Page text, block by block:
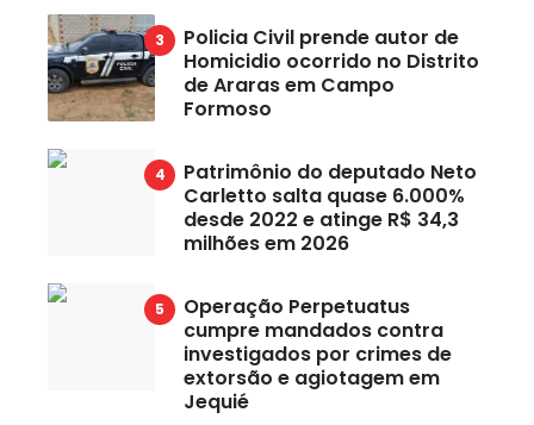
Policia Civil prende autor de
Homicidio ocorrido no Distrito
de Araras em Campo
Formoso
Patrimônio do deputado Neto
Carletto salta quase 6.000%
desde 2022 e atinge R$ 34,3
milhões em 2026
Operação Perpetuatus
cumpre mandados contra
investigados por crimes de
extorsão e agiotagem em
Jequié